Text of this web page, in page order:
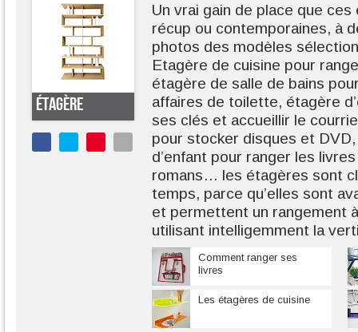
ÉTAGÈRE
Un vrai gain de place que
récup ou contemporaines, à
photos des modèles
Etagère de cuisine pour
étagère de salle de bains
affaires de toilette, étagère
ses clés et accueillir le
pour stocker disques et
d’enfant pour ranger les
romans… les étagères sont
temps, parce qu’elles sont
et permettent un rangement
utilisant intelligemment la
Comment ranger ses
livres
Les étagères de cuisine